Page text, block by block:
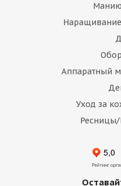
Аппаратный
Уход за